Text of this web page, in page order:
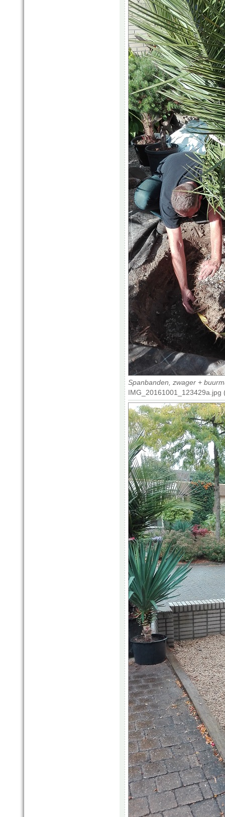
Spanbanden, zwager +